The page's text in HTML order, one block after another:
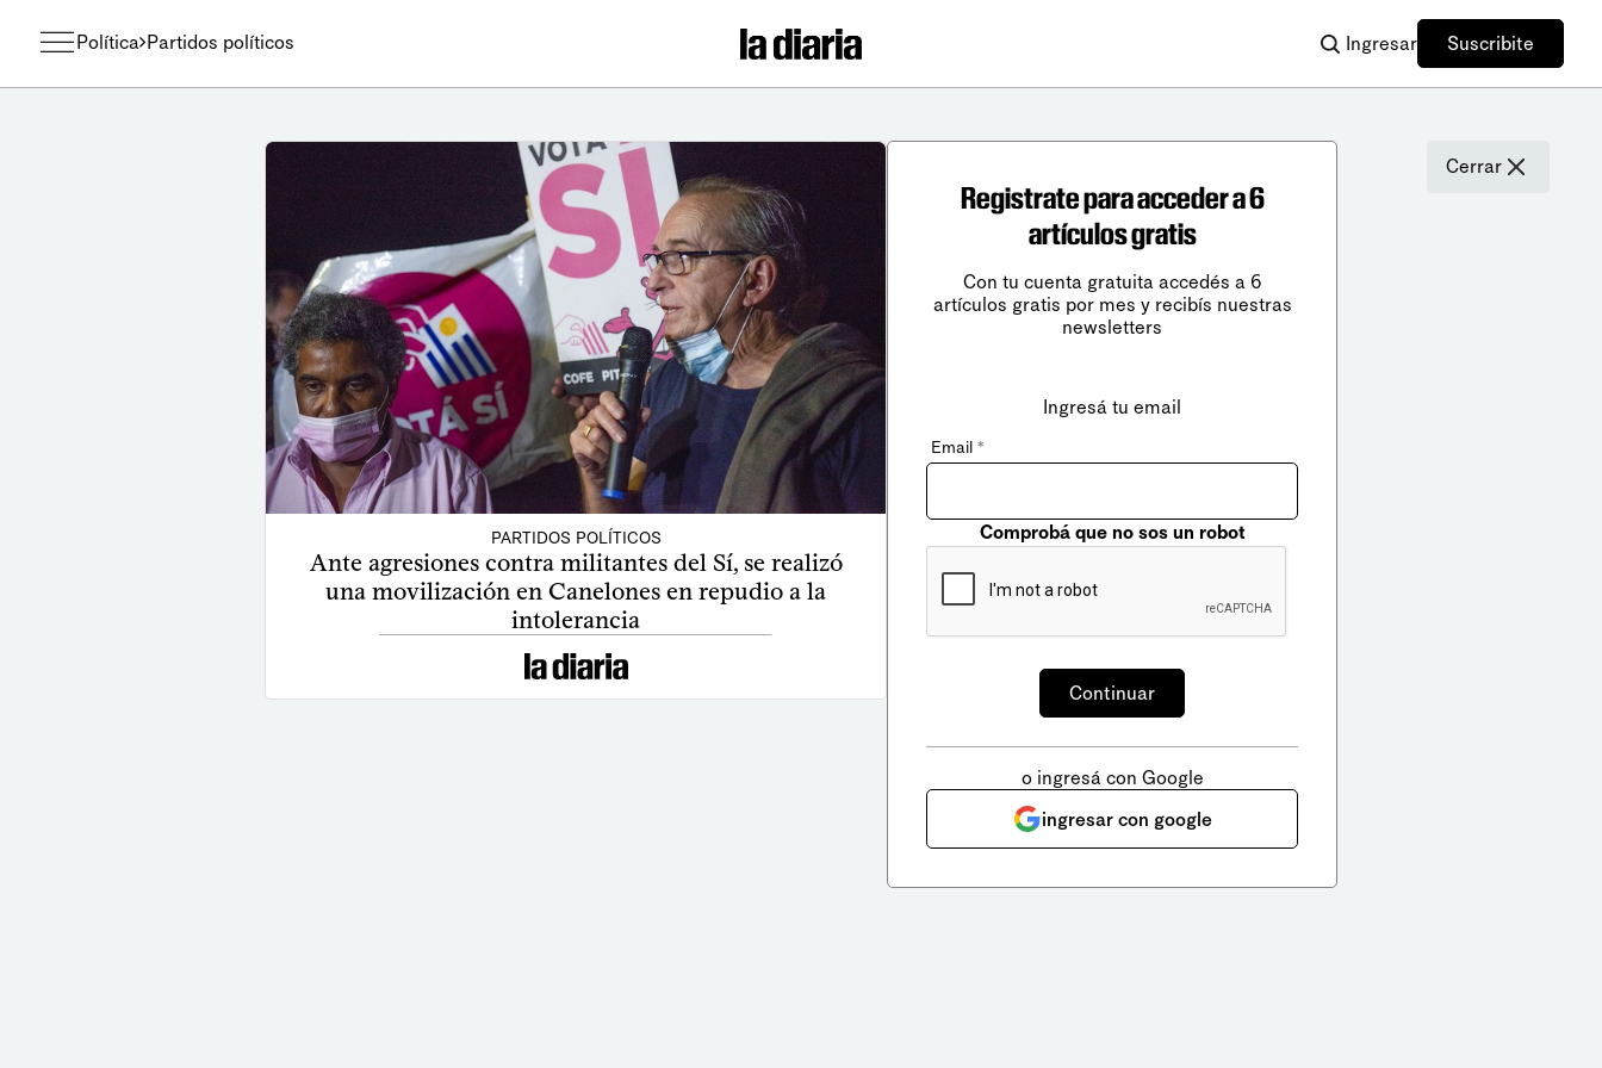
Política Partidos políticos Ingresar Suscribite
PARTIDOS POLÍTICOS
Ante agresiones contra militantes del Sí, se realizó
una movilización en Canelones en repudio a la
intolerancia
Cerrar
Registrate para acceder a 6
artículos gratis
Con tu cuenta gratuita accedés a 6
artículos gratis por mes y recibís nuestras
newsletters
Ingresá tu email
Email *
Comprobá que no sos un robot
o ingresá con Google
ingresar con google